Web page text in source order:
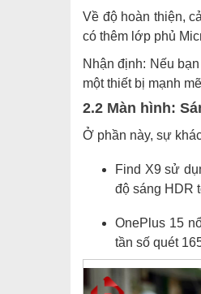
Về độ hoàn thiện,
có thêm lớp phủ
Nhận định: Nếu
một thiết bị mạnh
2.2 Màn hình:
Ở phần này, sự
Find X9 sử
độ sáng HDR
OnePlus 15
tần số quét